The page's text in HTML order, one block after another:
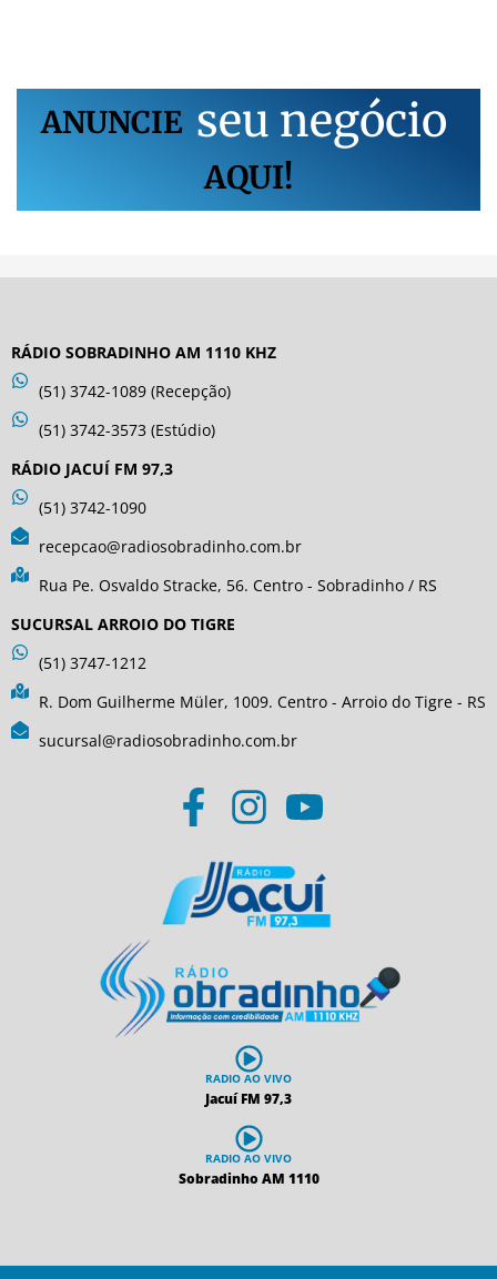
ANUNCIE seu negócio
AQUI!
RÁDIO SOBRADINHO AM 1110 KHZ
(51) 3742-1089 (Recepção)
(51) 3742-3573 (Estúdio)
RÁDIO JACUÍ FM 97,3
(51) 3742-1090
recepcao@radiosobradinho.com.br
Rua Pe. Osvaldo Stracke, 56. Centro - Sobradinho / RS
SUCURSAL ARROIO DO TIGRE
(51) 3747-1212
R. Dom Guilherme Müler, 1009. Centro - Arroio do Tigre - RS
sucursal@radiosobradinho.com.br
RADIO AO VIVO
Jacuí FM 97,3
RADIO AO VIVO
Sobradinho AM 1110